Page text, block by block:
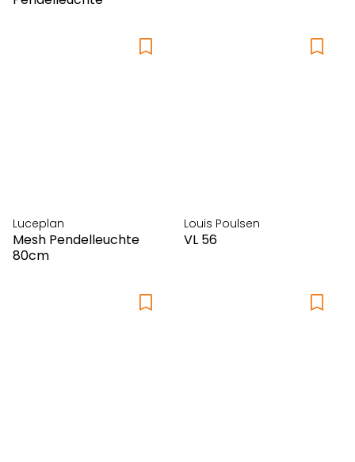
Luceplan
Mesh Pendelleuchte
80cm
Louis Poulsen
VL 56